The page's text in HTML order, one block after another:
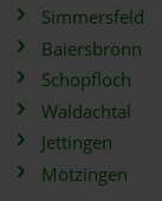
Simmersfeld
Baiersbronn
Schopfloch
Waldachtal
Jettingen
Mötzingen